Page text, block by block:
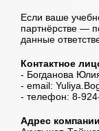
Если ваше
партнёрстве —
данные
Контактное
- Богданова
- email:
- телефон: 8-
Адрес